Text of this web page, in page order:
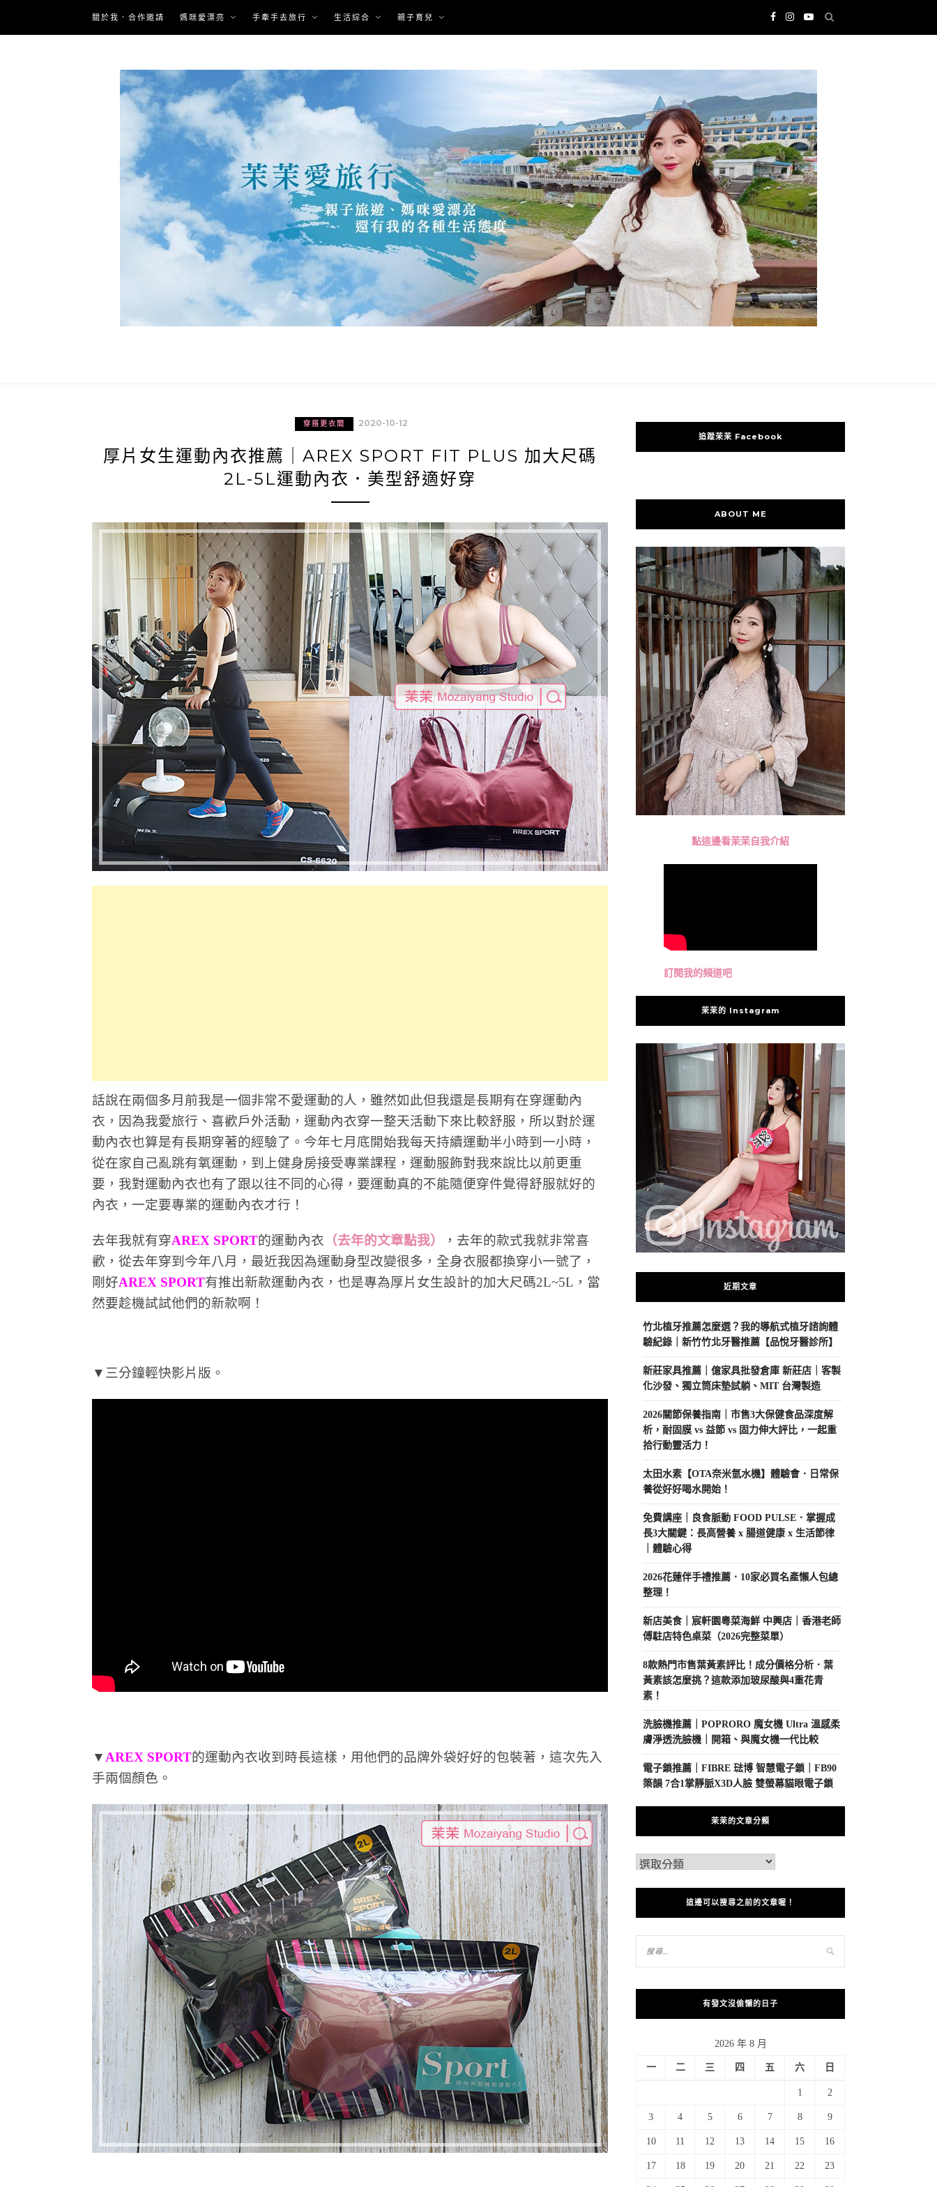
content
關於我．合作邀請 媽咪愛漂亮 手牽手去旅行 生活綜合 親子育兒
穿搭更衣間 2020-10-12
厚片女生運動內衣推薦｜AREX SPORT FIT PLUS 加大尺碼
2L-5L運動內衣．美型舒適好穿
話說在兩個多月前我是一個非常不愛運動的人，雖然如此但我還是長期有在穿運動內
衣，因為我愛旅行、喜歡戶外活動，運動內衣穿一整天活動下來比較舒服，所以對於運
動內衣也算是有長期穿著的經驗了。今年七月底開始我每天持續運動半小時到一小時，
從在家自己亂跳有氧運動，到上健身房接受專業課程，運動服飾對我來說比以前更重
要，我對運動內衣也有了跟以往不同的心得，要運動真的不能隨便穿件覺得舒服就好的
內衣，一定要專業的運動內衣才行！
去年我就有穿AREX SPORT的運動內衣 （去年的文章點我）
，去年的款式我就非常喜
歡，從去年穿到今年八月，最近我因為運動身型改變很多，全身衣服都換穿小一號了，
剛好AREX SPORT有推出新款運動內衣，也是專為厚片女生設計的加大尺碼2L~5L，當
然要趁機試試他們的新款啊！
▼三分鐘輕快影片版。
▼ AREX SPORT的運動內衣收到時長這樣，用他們的品牌外袋好好的包裝著，這次先入
手兩個顏色。
追蹤茉茉 Facebook
ABOUT ME
點這邊看茉茉自我介紹
訂閱我的頻道吧
茉茉的 Instagram
近期文章
竹北植牙推薦怎麼選？我的導航式植牙諮詢體
驗紀錄｜新竹竹北牙醫推薦【品悅牙醫診所】
新莊家具推薦｜億家具批發倉庫 新莊店｜客製
化沙發、獨立筒床墊試躺、MIT 台灣製造
2026關節保養指南｜市售3大保健食品深度解
析，耐固膜 vs 益節 vs 固力伸大評比，一起重
拾行動靈活力！
太田水素【OTA奈米氫水機】體驗會．日常保
養從好好喝水開始！
免費講座｜良食脈動 FOOD PULSE．掌握成
長3大關鍵：長高營養 x 腸道健康 x 生活節律
｜體驗心得
2026花蓮伴手禮推薦．10家必買名產懶人包總
整理！
新店美食｜宸軒園粵菜海鮮 中興店｜香港老師
傅駐店特色桌菜（2026完整菜單）
8款熱門市售葉黃素評比！成分價格分析．葉
黃素該怎麼挑？這款添加玻尿酸與4重花青
素！
洗臉機推薦｜POPRORO 魔女機 Ultra 溫感柔
膚淨透洗臉機｜開箱、與魔女機一代比較
電子鎖推薦｜FIBRE 琺博 智慧電子鎖｜FB90
築韻 7合1掌靜脈X3D人臉 雙螢幕貓眼電子鎖
茉茉的文章分類
這邊可以搜尋之前的文章喔！
有發文沒偷懶的日子
2026 年 8 月
一 二 三 四 五 六 日
1 2
3 4 5 6 7 8 9
10 11 12 13 14 15 16
17 18 19 20 21 22 23